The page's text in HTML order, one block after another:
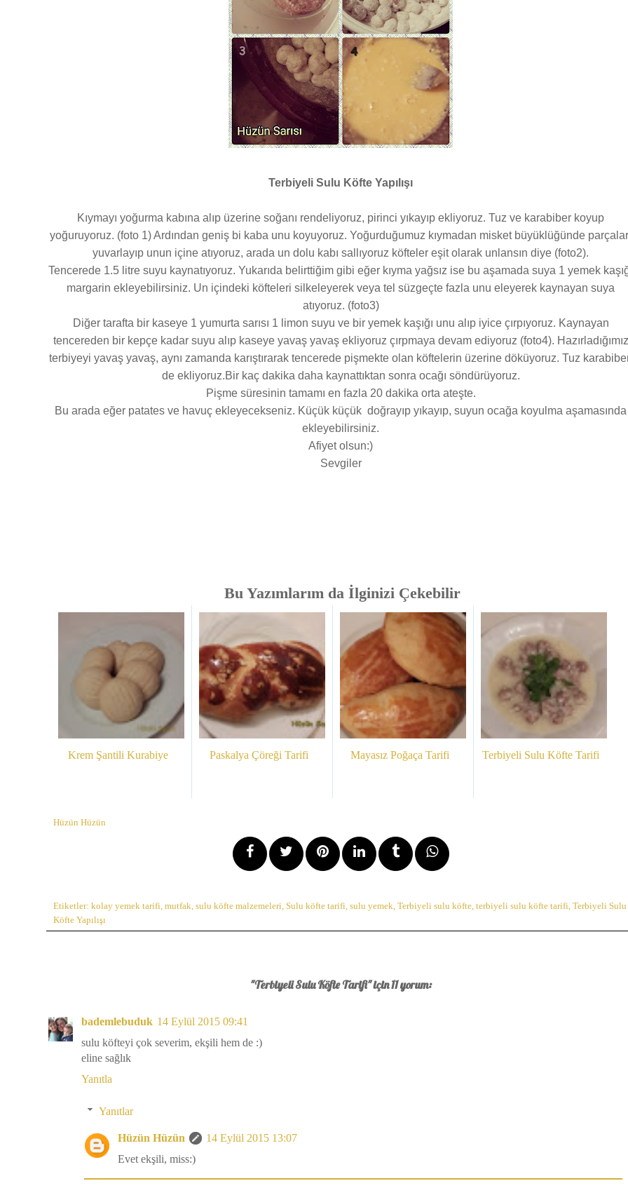
Terbiyeli Sulu Köfte Yapılışı
Kıymayı yoğurma kabına alıp üzerine soğanı rendeliyoruz, pirinci yıkayıp ekliyoruz. Tuz ve karabiber koyup
yoğuruyoruz. (foto 1) Ardından geniş bi kaba unu koyuyoruz. Yoğurduğumuz kıymadan misket büyüklüğünde
yuvarlayıp unun içine atıyoruz, arada un dolu kabı sallıyoruz köfteler eşit olarak unlansın diye (foto2).
Tencerede 1.5 litre suyu kaynatıyoruz. Yukarıda belirttiğim gibi eğer kıyma yağsız ise bu aşamada suya 1 yemek
margarin ekleyebilirsiniz. Un içindeki köfteleri silkeleyerek veya tel süzgeçte fazla unu eleyerek kaynayan suya
atıyoruz. (foto3)
Diğer tarafta bir kaseye 1 yumurta sarısı 1 limon suyu ve bir yemek kaşığı unu alıp iyice çırpıyoruz. Kaynayan
tencereden bir kepçe kadar suyu alıp kaseye yavaş yavaş ekliyoruz çırpmaya devam ediyoruz (foto4). Hazırladığımız
terbiyeyi yavaş yavaş, aynı zamanda karıştırarak tencerede pişmekte olan köftelerin üzerine döküyoruz. Tuz
de ekliyoruz.Bir kaç dakika daha kaynattıktan sonra ocağı söndürüyoruz.
Pişme süresinin tamamı en fazla 20 dakika orta ateşte.
Bu arada eğer patates ve havuç ekleyecekseniz. Küçük küçük doğrayıp yıkayıp, suyun ocağa koyulma aşamasında
ekleyebilirsiniz.
Afiyet olsun:)
Sevgiler
Bu Yazımlarım da İlginizi Çekebilir
Krem Şantili Kurabiye Paskalya Çöreği Tarifi Mayasız Poğaça Tarifi Terbiyeli Sulu Köfte Tarifi
Hüzün Hüzün
Etiketler: kolay yemek tarifi mutfak sulu köfte malzemeleri Sulu köfte tarifi sulu yemek Terbiyeli sulu köfte terbiyeli sulu köfte tarifi Terbiyeli Sulu
Köfte Yapılışı
"Terbiyeli Sulu Köfte Tarifi" için 11 yorum:
bademlebuduk 14 Eylül 2015 09:41
sulu köfteyi çok severim, ekşili hem de :)
eline sağlık
Yanıtla
Yanıtlar
Hüzün Hüzün
14 Eylül 2015 13:07
Evet ekşili, miss:)